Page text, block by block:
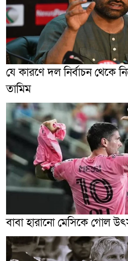
যে কারণে দল নির্বাচন থেকে
তামিম
বাবা হারানো মেসিকে গোল